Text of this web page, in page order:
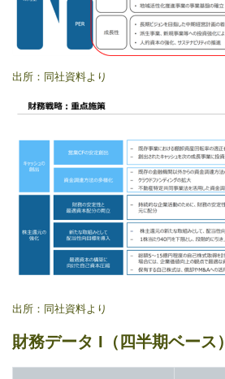
出所：同社資料より
出所：同社資料より
財務データ I（四半期ベース）